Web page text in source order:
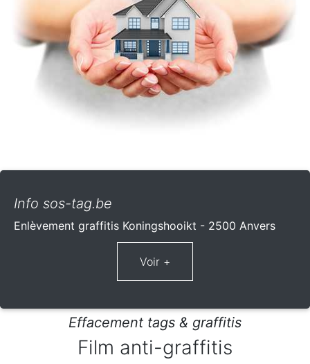
Info sos-tag.be
Enlèvement graffitis Koningshooikt - 2500 Anvers
Effacement tags & graffitis
Film anti-graffitis